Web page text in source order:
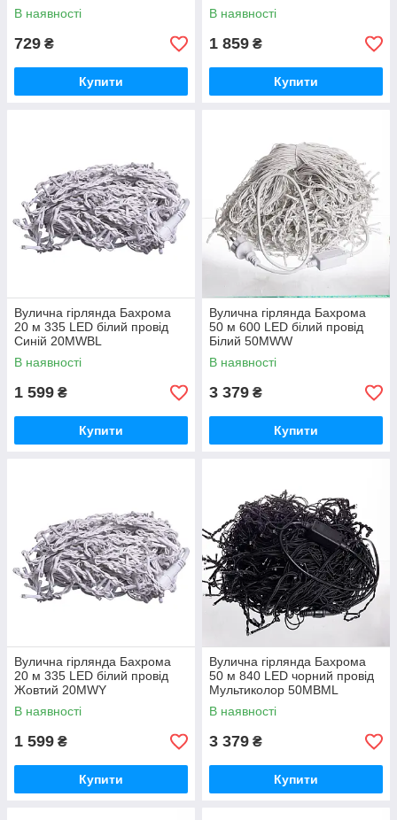
В наявності
729 ₴
Купити
В наявності
1 859 ₴
Купити
Вулична гірлянда Бахрома
20 м 335 LED білий провід
Синій 20MWBL
В наявності
1 599 ₴
Купити
Вулична гірлянда Бахрома
50 м 600 LED білий провід
Білий 50MWW
В наявності
3 379 ₴
Купити
Вулична гірлянда Бахрома
20 м 335 LED білий провід
Жовтий 20MWY
В наявності
1 599 ₴
Купити
Вулична гірлянда Бахрома
50 м 840 LED чорний провід
Мультиколор 50MBML
В наявності
3 379 ₴
Купити